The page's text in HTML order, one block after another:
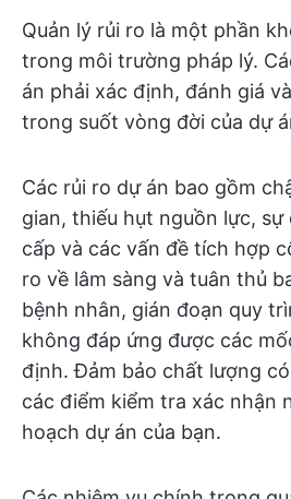
Quản lý rủi ro là một phần
trong môi trường pháp lý.
án phải xác định, đánh giá
trong suốt vòng đời của dự
Các rủi ro dự án bao gồm
gian, thiếu hụt nguồn lực,
cấp và các vấn đề tích hợp
ro về lâm sàng và tuân thủ
bệnh nhân, gián đoạn quy
không đáp ứng được các
định. Đảm bảo chất lượng
các điểm kiểm tra xác nhận
hoạch dự án của bạn.